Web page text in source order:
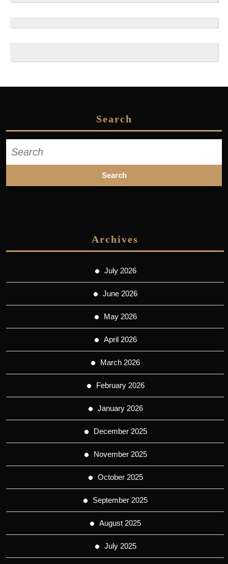
Search
for:
Archives
July 2026
June 2026
May 2026
April 2026
March 2026
February 2026
January 2026
December 2025
November 2025
October 2025
September 2025
August 2025
July 2025